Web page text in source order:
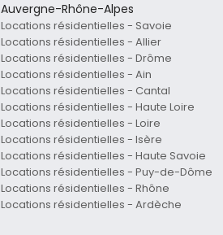
Auvergne-Rhône-Alpes
Locations résidentielles - Savoie
Locations résidentielles - Allier
Locations résidentielles - Drôme
Locations résidentielles - Ain
Locations résidentielles - Cantal
Locations résidentielles - Haute Loire
Locations résidentielles - Loire
Locations résidentielles - Isère
Locations résidentielles - Haute Savoie
Locations résidentielles - Puy-de-Dôme
Locations résidentielles - Rhône
Locations résidentielles - Ardèche